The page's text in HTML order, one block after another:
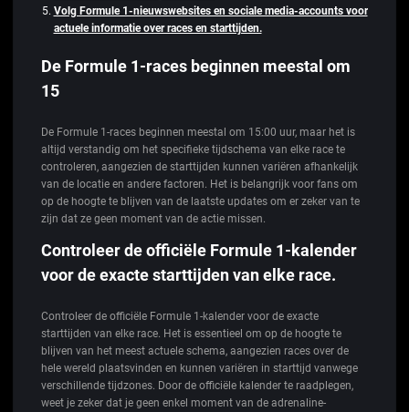
Volg Formule 1-nieuwswebsites en sociale media-accounts voor
actuele informatie over races en starttijden.
De Formule 1-races beginnen meestal om
15
De Formule 1-races beginnen meestal om 15:00 uur, maar het is
altijd verstandig om het specifieke tijdschema van elke race te
controleren, aangezien de starttijden kunnen variëren afhankelijk
van de locatie en andere factoren. Het is belangrijk voor fans om
op de hoogte te blijven van de laatste updates om er zeker van te
zijn dat ze geen moment van de actie missen.
Controleer de officiële Formule 1-kalender
voor de exacte starttijden van elke race.
Controleer de officiële Formule 1-kalender voor de exacte
starttijden van elke race. Het is essentieel om op de hoogte te
blijven van het meest actuele schema, aangezien races over de
hele wereld plaatsvinden en kunnen variëren in starttijd vanwege
verschillende tijdzones. Door de officiële kalender te raadplegen,
weet je zeker dat je geen enkel moment van de adrenaline-